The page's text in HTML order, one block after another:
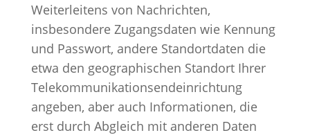
Weiterleitens von Nachrichten,
insbesondere Zugangsdaten wie Kennung
und Passwort, andere Standortdaten die
etwa den geographischen Standort Ihrer
Telekommunikationsendeinrichtung
angeben, aber auch Informationen, die
erst durch Abgleich mit anderen Daten